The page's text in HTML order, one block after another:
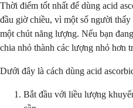
Thời điểm tốt nhất để dùng acid
đầu giờ chiều, vì một số người
một chút năng lượng. Nếu bạn
chia nhỏ thành các lượng nhỏ hơn
Dưới đây là cách dùng acid
Bắt đầu với liều lượng